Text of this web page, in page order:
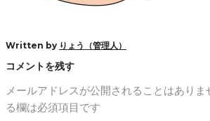
Written by りょう（管理人）
コメントを残す
メールアドレスが公開されることはありま
る欄は必須項目です